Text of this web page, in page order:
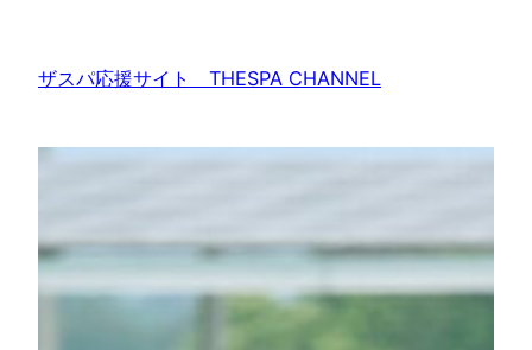
ザスパ応援サイト THESPA CHANNEL